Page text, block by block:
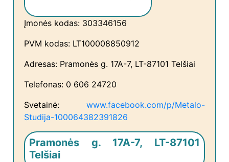
Įmonės kodas: 303346156
PVM kodas: LT100008850912
Adresas: Pramonės g. 17A-7, LT-87101 Telšiai
Telefonas: 0 606 24720
Svetainė: www.facebook.com/p/Metalo-
Studija-100064382391826
Pramonės g. 17A-7, LT-87101
Telšiai